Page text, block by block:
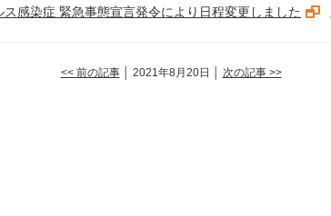
感染症 緊急事態宣言発令により日程変更しました
<< 前の記事│ 2021年8月20日 │ 次の記事 >>